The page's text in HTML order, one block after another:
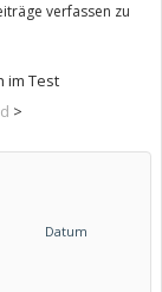
verfassen zu
im Test
>
Datum